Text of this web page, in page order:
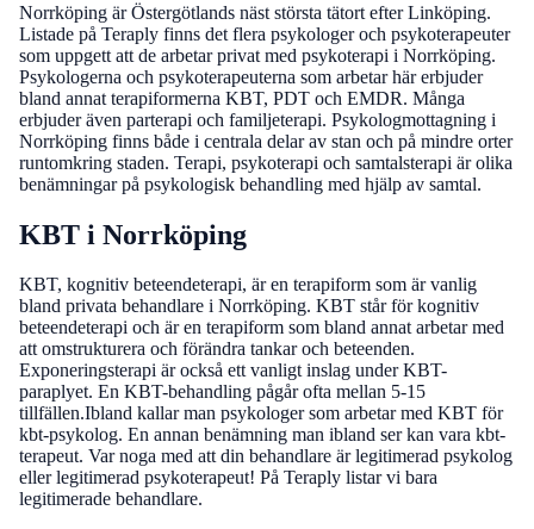
Norrköping är Östergötlands näst största tätort efter Linköping.
Listade på Teraply finns det flera psykologer och psykoterapeuter
som uppgett att de arbetar privat med psykoterapi i Norrköping.
Psykologerna och psykoterapeuterna som arbetar här erbjuder
bland annat terapiformerna KBT, PDT och EMDR. Många
erbjuder även parterapi och familjeterapi. Psykologmottagning i
Norrköping finns både i centrala delar av stan och på mindre orter
runtomkring staden. Terapi, psykoterapi och samtalsterapi är olika
benämningar på psykologisk behandling med hjälp av samtal.
KBT i Norrköping
KBT, kognitiv beteendeterapi, är en terapiform som är vanlig
bland privata behandlare i Norrköping. KBT står för kognitiv
beteendeterapi och är en terapiform som bland annat arbetar med
att omstrukturera och förändra tankar och beteenden.
Exponeringsterapi är också ett vanligt inslag under KBT-
paraplyet. En KBT-behandling pågår ofta mellan 5-15
tillfällen.Ibland kallar man psykologer som arbetar med KBT för
kbt-psykolog. En annan benämning man ibland ser kan vara kbt-
terapeut. Var noga med att din behandlare är legitimerad psykolog
eller legitimerad psykoterapeut! På Teraply listar vi bara
legitimerade behandlare.